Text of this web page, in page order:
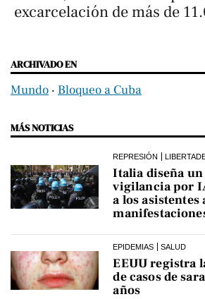
excarcelación de más de
ARCHIVADO EN
Mundo ‧ Bloqueo a Cuba
MÁS NOTICIAS
REPRESIÓN
Italia diseña un
vigilancia por
a los asistentes
EPIDEMIAS SALUD
EEUU registra
de casos de
años